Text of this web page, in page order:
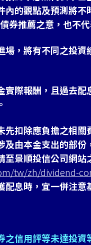
內的觀點及預測將
券推薦之意，也不
場，將有不同之投
實際報酬，且過去
先扣除應負擔之相
及由本金支出的部
景順投信公司網站
tw/zh/dividend-
配息時，宜一併注意
之信用評等未達投